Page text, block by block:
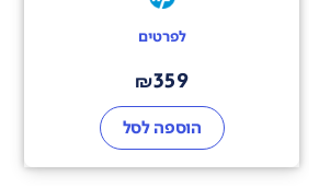
לפרטים
359
₪
הוספה לסל